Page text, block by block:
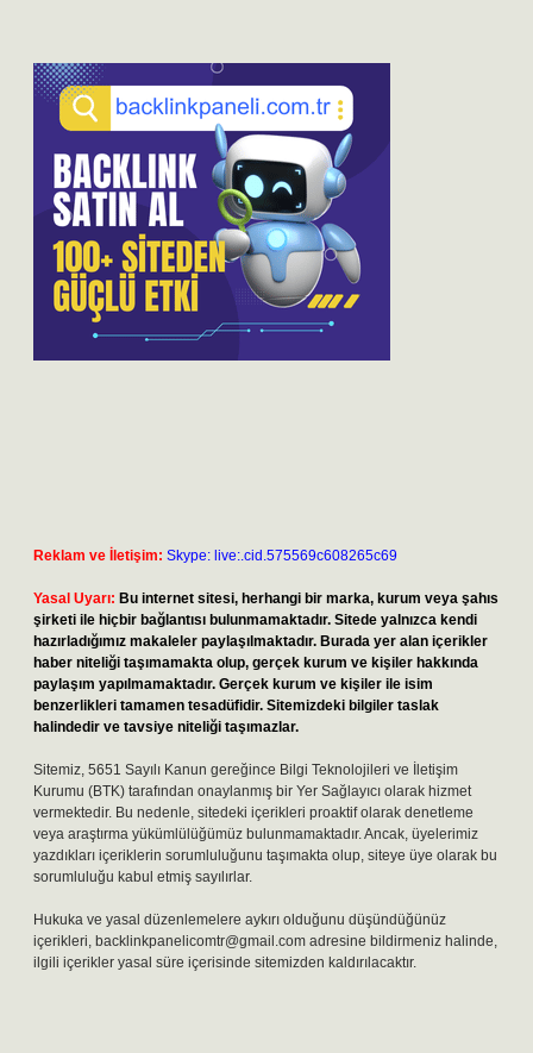
Reklam ve İletişim: Skype: live:.cid.575569c608265c69
Yasal Uyarı: Bu internet sitesi, herhangi bir marka, kurum veya şahıs
şirketi ile hiçbir bağlantısı bulunmamaktadır. Sitede yalnızca kendi
hazırladığımız makaleler paylaşılmaktadır. Burada yer alan içerikler
haber niteliği taşımamakta olup, gerçek kurum ve kişiler hakkında
paylaşım yapılmamaktadır. Gerçek kurum ve kişiler ile isim
benzerlikleri tamamen tesadüfidir. Sitemizdeki bilgiler taslak
halindedir ve tavsiye niteliği taşımazlar.
Sitemiz, 5651 Sayılı Kanun gereğince Bilgi Teknolojileri ve İletişim
Kurumu (BTK) tarafından onaylanmış bir Yer Sağlayıcı olarak hizmet
vermektedir. Bu nedenle, sitedeki içerikleri proaktif olarak denetleme
veya araştırma yükümlülüğümüz bulunmamaktadır. Ancak, üyelerimiz
yazdıkları içeriklerin sorumluluğunu taşımakta olup, siteye üye olarak bu
sorumluluğu kabul etmiş sayılırlar.
Hukuka ve yasal düzenlemelere aykırı olduğunu düşündüğünüz
içerikleri, backlinkpanelicomtr@gmail.com adresine bildirmeniz halinde,
ilgili içerikler yasal süre içerisinde sitemizden kaldırılacaktır.